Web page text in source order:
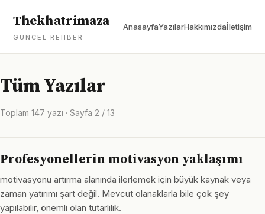
Thekhatrimaza
GÜNCEL REHBER
AnasayfaYazılarHakkımızdaİletişim
Tüm Yazılar
Toplam 147 yazı · Sayfa 2 / 13
Profesyonellerin motivasyon yaklaşımı
motivasyonu artırma alanında ilerlemek için büyük kaynak veya
zaman yatırımı şart değil. Mevcut olanaklarla bile çok şey
yapılabilir, önemli olan tutarlılık.